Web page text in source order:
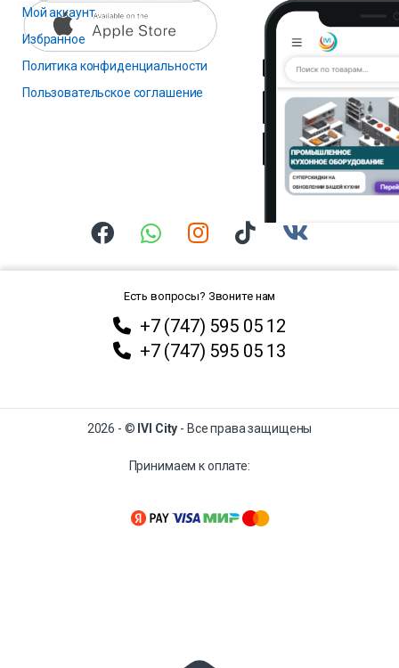
Мой аккаунт
Избранное
Политика конфиденциальности
Пользовательское соглашение
Есть вопросы? Звоните нам
+7 (747) 595 05 12
+7 (747) 595 05 13
2026 - © IVI City - Все права защищены
Принимаем к оплате: